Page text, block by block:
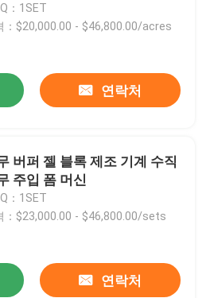
：1SET
：$20,000.00 - $46,800.00/acres
연락처
버퍼 젤 블록 제조 기계 수직
주입 폼 머신
：1SET
：$23,000.00 - $46,800.00/sets
연락처